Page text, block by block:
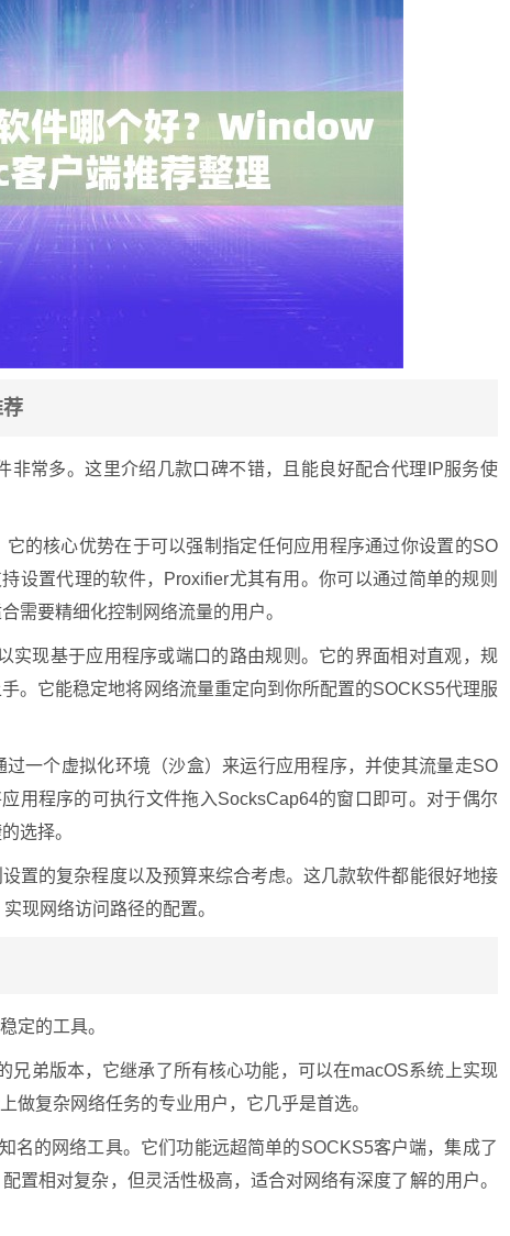
非常多。这里介绍几款口碑不错，且能良好配合代理IP服务使
的核心优势在于可以强制指定任何应用程序通过你设置的SO
设置代理的软件，Proxifier尤其有用。你可以通过简单的规则
需要精细化控制网络流量的用户。
实现基于应用程序或端口的路由规则。它的界面相对直观，规
。它能稳定地将网络流量重定向到你所配置的SOCKS5代理服
过一个虚拟化环境（沙盒）来运行应用程序，并使其流量走SO
用程序的可执行文件拖入SocksCap64的窗口即可。对于偶尔
选择。
置的复杂程度以及预算来综合考虑。这几款软件都能很好地接
现网络访问路径的配置。
定的工具。
兄弟版本，它继承了所有核心功能，可以在macOS系统上实现
做复杂网络任务的专业用户，它几乎是首选。
名的网络工具。它们功能远超简单的SOCKS5客户端，集成了
置相对复杂，但灵活性极高，适合对网络有深度了解的用户。